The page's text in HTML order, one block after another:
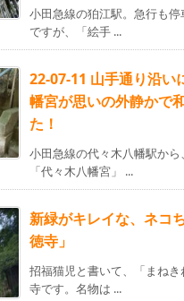
小田急線の狛江駅。急行も
ですが、「絵手 ...
22-07-11 山手通り沿い
幡宮が思いの外静かで
た！
小田急線の代々木八幡駅か
「代々木八幡宮」 ...
新緑がキレイな、ネコ
徳寺」
招福猫児と書いて、「まね
寺です。名物は ...